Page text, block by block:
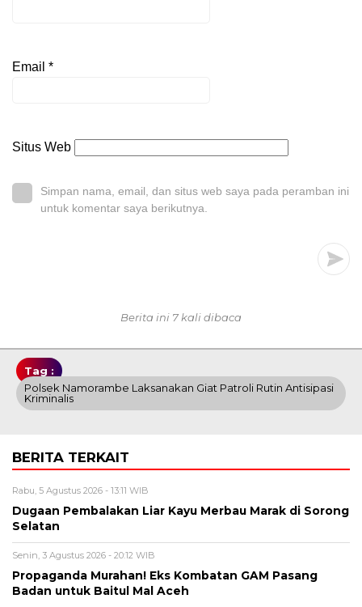
Email *
Situs Web
Simpan nama, email, dan situs web saya pada peramban ini
untuk komentar saya berikutnya.
Berita ini 7 kali dibaca
Tag :
Polsek Namorambe Laksanakan Giat Patroli Rutin Antisipasi
Kriminalis
BERITA TERKAIT
Rabu, 5 Agustus 2026 - 13:11 WIB
Dugaan Pembalakan Liar Kayu Merbau Marak di Sorong
Selatan
Senin, 3 Agustus 2026 - 20:12 WIB
Propaganda Murahan! Eks Kombatan GAM Pasang
Badan untuk Baitul Mal Aceh